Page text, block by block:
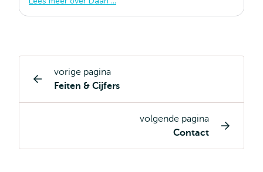
Opleiding
pagina
navigatie
vorige pagina
Feiten & Cijfers
volgende pagina
Contact